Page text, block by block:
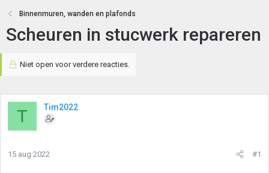
Binnenmuren, wanden en plafonds
Scheuren in stucwerk repareren
Niet open voor verdere reacties.
T Tim2022
15 aug 2022 #1